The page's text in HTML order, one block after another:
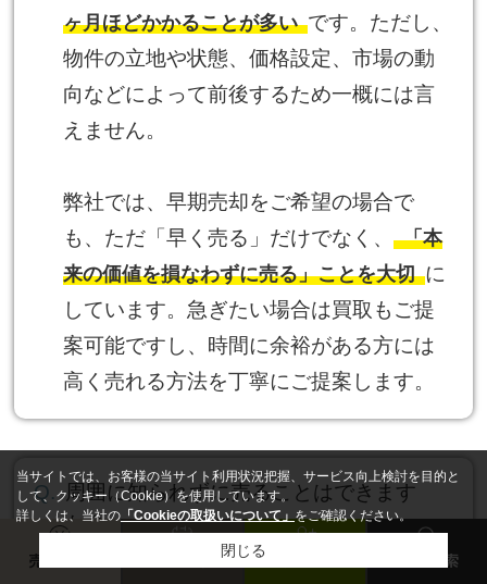
ヶ月ほどかかることが多い です。ただし、
物件の立地や状態、価格設定、市場の動
向などによって前後するため一概には言
えません。
弊社では、早期売却をご希望の場合で
も、ただ「早く売る」だけでなく、 「本
来の価値を損なわずに売る」ことを大切 に
しています。急ぎたい場合は買取もご提
案可能ですし、時間に余裕がある方には
高く売れる方法を丁寧にご提案します。
周囲に知られずに売ることはできます
か？
はい、可能です。通常の売却活動ではネ
売却査定 物件検索
当サイトでは、お客様の当サイト利用状況把握、サービス向上検討を目的と
して、クッキー（Cookie）を使用しています。
詳しくは、当社の「Cookieの取扱いについて」をご確認ください。
閉じる